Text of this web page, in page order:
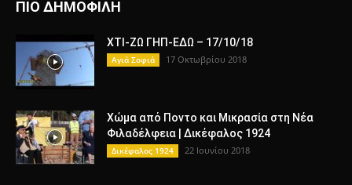
ΠΙΟ ΔΗΜΟΦΙΛΗ
ΧΤΙ-ΖΩ ΓΗΠ-ΕΔΩ – 17/10/18
Αγιά Σοφιά 17 Οκτωβρίου 2018
Χώμα από Ποντο και Μικρασία στη Νέα
Φιλαδέλφεια | Δικέφαλος 1924
Δικέφαλος 1924 22 Ιουνίου 2018